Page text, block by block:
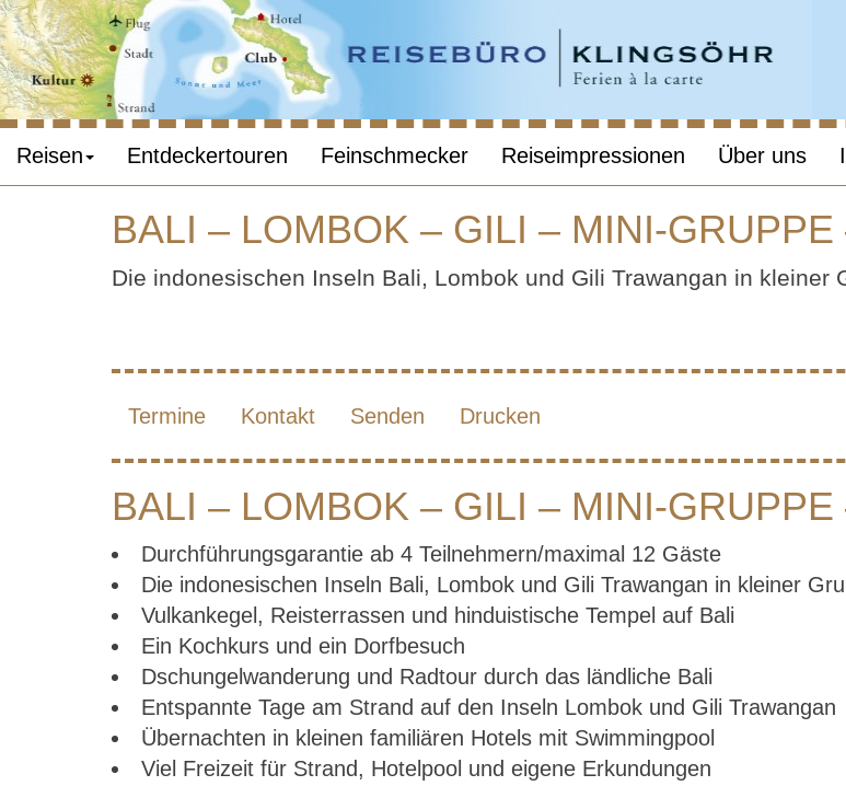
Reisen Entdeckertouren Feinschmecker Reiseimpressionen Über uns
BALI –
MINI-GRUPPE
BALI – LOMBOK – GILI – MINI-
Die indonesischen Inseln Bali, Lombok und Gili Trawangan in kleiner
Termine Kontakt Senden Drucken
BALI – LOMBOK – GILI – MINI-
Durchführungsgarantie ab 4 Teilnehmern/maximal 12 Gäste
Die indonesischen Inseln Bali, Lombok und Gili Trawangan in kleiner
Vulkankegel, Reisterrassen und hinduistische Tempel auf Bali
Ein Kochkurs und ein Dorfbesuch
Dschungelwanderung und Radtour durch das ländliche Bali
Entspannte Tage am Strand auf den Inseln Lombok und Gili Trawangan
Übernachten in kleinen familiären Hotels mit Swimmingpool
Viel Freizeit für Strand, Hotelpool und eigene Erkundungen